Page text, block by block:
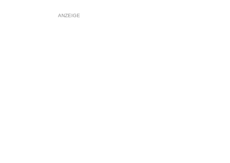
ANZEIGE